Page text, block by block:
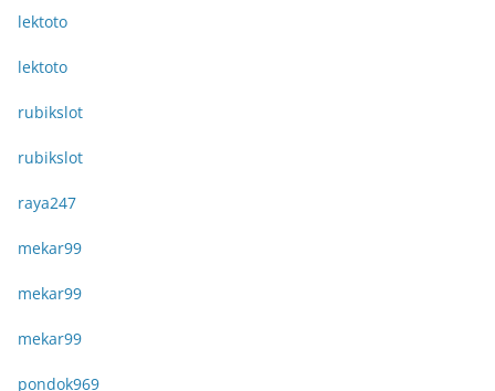
lektoto
lektoto
rubikslot
rubikslot
raya247
mekar99
mekar99
mekar99
pondok969